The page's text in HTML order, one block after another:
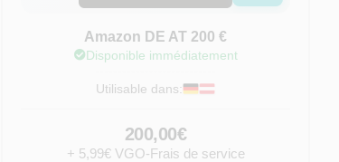
Amazon DE AT 200 €
Disponible immédiatement
Utilisable dans:
200,00€
+ 5,99€ VGO-Frais de service